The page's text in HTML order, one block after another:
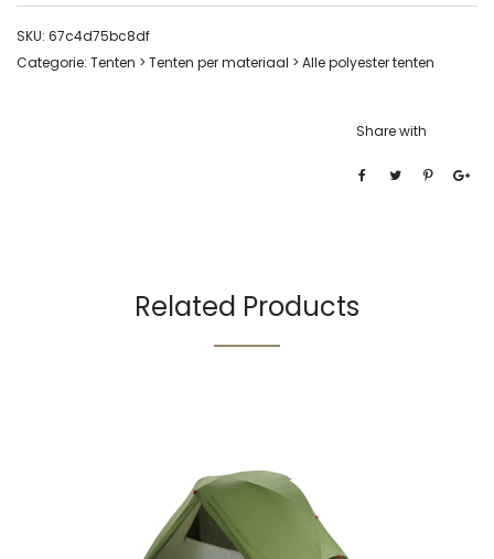
SKU: 67c4d75bc8df
Categorie: Tenten > Tenten per materiaal > Alle polyester tenten
Share with
Related Products